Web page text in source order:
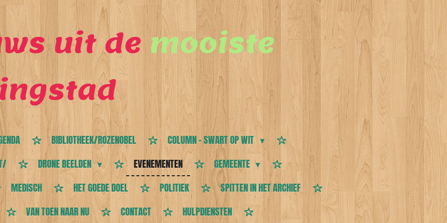
uit demooiste
BIBLIOTHEEK/ROZENOBEL
COLUMN - SWART OP WIT
DRONE BEELDEN EVENEMENTEN
GEMEENTE
MEDISCH HET GOEDE DOEL POLITIEK
SPITTEN IN HET ARCHIEF
VAN TOEN NAAR NU CONTACT
HULPDIENSTEN